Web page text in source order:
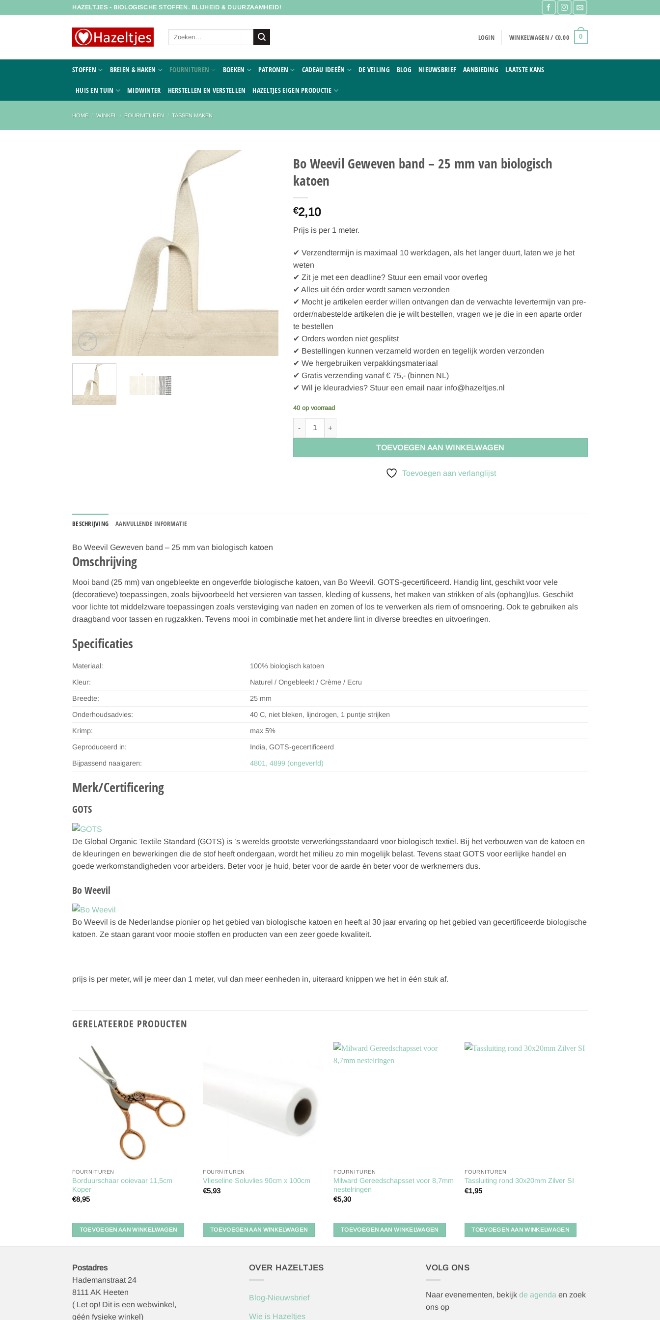
HAZELTJES - BIOLOGISCHE STOFFEN. BLIJHEID & DUURZAAMHEID!
Zoeken
LOGIN WINKELWAGEN / €0,00 0
STOFFEN BREIEN & HAKEN FOURNITUREN BOEKEN PATRONEN CADEAU IDEEËN DE VEILING BLOG NIEUWSBRIEF AANBIEDING LAATSTE KANS
HUIS EN TUIN MIDWINTER HERSTELLEN EN VERSTELLEN HAZELTJES EIGEN PRODUCTIE
HOME / WINKEL / FOURNITUREN / TASSEN MAKEN
Bo Weevil Geweven band – 25 mm van biologisch
katoen
€2,10
Prijs is per 1 meter.
✔ Verzendtermijn is maximaal 10 werkdagen, als het langer duurt, laten we je het
weten
✔ Zit je met een deadline? Stuur een email voor overleg
✔ Alles uit één order wordt samen verzonden
✔ Mocht je artikelen eerder willen ontvangen dan de verwachte levertermijn van pre-
order/nabestelde artikelen die je wilt bestellen, vragen we je die in een aparte order
te bestellen
✔ Orders worden niet gesplitst
✔ Bestellingen kunnen verzameld worden en tegelijk worden verzonden
✔ We hergebruiken verpakkingsmateriaal
✔ Gratis verzending vanaf € 75,- (binnen NL)
✔ Wil je kleuradvies? Stuur een email naar info@hazeltjes.nl
40 op voorraad
Bo Weevil Geweven band - 25 mm van biologisch katoen aantal
TOEVOEGEN AAN WINKELWAGEN
Toevoegen aan verlanglijst
BESCHRIJVING AANVULLENDE INFORMATIE
Bo Weevil Geweven band – 25 mm van biologisch katoen
Omschrijving
Mooi band (25 mm) van ongebleekte en ongeverfde biologische katoen, van Bo Weevil. GOTS-gecertificeerd. Handig lint, geschikt voor vele
(decoratieve) toepassingen, zoals bijvoorbeeld het versieren van tassen, kleding of kussens, het maken van strikken of als (ophang)lus. Geschikt
voor lichte tot middelzware toepassingen zoals versteviging van naden en zomen of los te verwerken als riem of omsnoering. Ook te gebruiken als
draagband voor tassen en rugzakken. Tevens mooi in combinatie met het andere lint in diverse breedtes en uitvoeringen.
Specificaties
Materiaal: 100% biologisch katoen
Kleur: Naturel / Ongebleekt / Crème / Ecru
Breedte: 25 mm
Onderhoudsadvies: 40 C, niet bleken, lijndrogen, 1 puntje strijken
Krimp: max 5%
Geproduceerd in: India, GOTS-gecertificeerd
Bijpassend naaigaren: 4801, 4899 (ongeverfd)
Merk/Certificering
GOTS
De Global Organic Textile Standard (GOTS) is ’s werelds grootste verwerkingsstandaard voor biologisch textiel. Bij het verbouwen van de katoen en
de kleuringen en bewerkingen die de stof heeft ondergaan, wordt het milieu zo min mogelijk belast. Tevens staat GOTS voor eerlijke handel en
goede werkomstandigheden voor arbeiders. Beter voor je huid, beter voor de aarde én beter voor de werknemers dus.
Bo Weevil
Bo Weevil is de Nederlandse pionier op het gebied van biologische katoen en heeft al 30 jaar ervaring op het gebied van gecertificeerde biologische
katoen. Ze staan garant voor mooie stoffen en producten van een zeer goede kwaliteit.
prijs is per meter, wil je meer dan 1 meter, vul dan meer eenheden in, uiteraard knippen we het in één stuk af.
GERELATEERDE PRODUCTEN
FOURNITUREN
Borduurschaar ooievaar 11,5cm
Koper
€8,95
TOEVOEGEN AAN WINKELWAGEN
FOURNITUREN
Vlieseline Soluvlies 90cm x 100cm
€5,93
TOEVOEGEN AAN WINKELWAGEN
FOURNITUREN
Milward Gereedschapsset voor 8,7mm
nestelringen
€5,30
TOEVOEGEN AAN WINKELWAGEN
FOURNITUREN
Tassluiting rond 30x20mm Zilver SI
€1,95
TOEVOEGEN AAN WINKELWAGEN
Postadres
Hademanstraat 24
8111 AK Heeten
( Let op! Dit is een webwinkel,
géén fysieke winkel)
OVER HAZELTJES
Blog-Nieuwsbrief
Wie is Hazeltjes
VOLG ONS
Naar evenementen, bekijk de agenda en zoek
ons op